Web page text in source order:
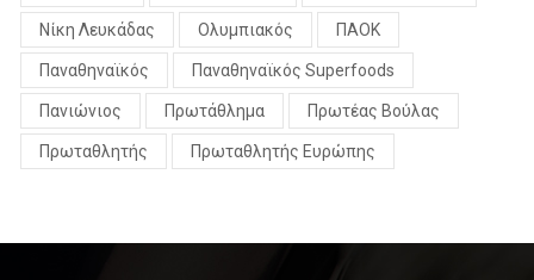
Νίκη Λευκάδας Ολυμπιακός ΠΑΟΚ
Παναθηναϊκός Παναθηναϊκός Superfoods
Πανιώνιος Πρωτάθλημα Πρωτέας Βούλας
Πρωταθλητής Πρωταθλητής Ευρώπης